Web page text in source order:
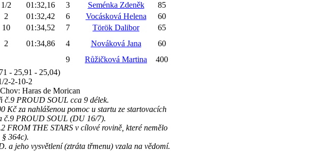
1/2 01:32,16 3 Seménka Zdeněk
85
2 01:32,42 6 Vocásková Helena
60
10 01:34,52 7 Török Dalibor
65
2 01:34,86 4 Nováková Jana
60
9 Růžičková Martina
400
- 25,91 - 25,04)
2-2-10-2
Haras de Morican
č.9 PROUD SOUL cca 9 délek.
za nahlášenou pomoc u startu ze startovacích
č.9 PROUD SOUL (DU 16/7).
FROM THE STARS v cílové rovině, které nemělo
364c).
a jeho vysvětlení (ztráta třmenu) vzala na vědomí.